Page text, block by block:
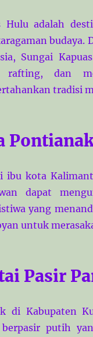
Hulu adalah
budaya.
Sungai
rafting, dan
tradisi
ibu kota
dapat
yang
untuk
Pasir
di Kabupaten
putih